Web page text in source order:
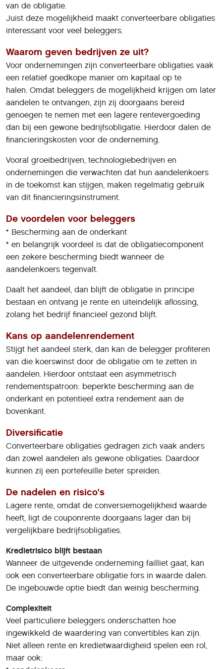
van de obligatie.
Juist deze mogelijkheid maakt converteerbare obligaties
interessant voor veel beleggers.
Waarom geven bedrijven ze uit?
Voor ondernemingen zijn converteerbare obligaties vaak
een relatief goedkope manier om kapitaal op te
halen. Omdat beleggers de mogelijkheid krijgen om later
aandelen te ontvangen, zijn zij doorgaans bereid
genoegen te nemen met een lagere rentevergoeding
dan bij een gewone bedrijfsobligatie. Hierdoor dalen de
financieringskosten voor de onderneming.
Vooral groeibedrijven, technologiebedrijven en
ondernemingen die verwachten dat hun aandelenkoers
in de toekomst kan stijgen, maken regelmatig gebruik
van dit financieringsinstrument.
De voordelen voor beleggers
* Bescherming aan de onderkant
* en belangrijk voordeel is dat de obligatiecomponent
een zekere bescherming biedt wanneer de
aandelenkoers tegenvalt.
Daalt het aandeel, dan blijft de obligatie in principe
bestaan en ontvang je rente en uiteindelijk aflossing,
zolang het bedrijf financieel gezond blijft.
Kans op aandelenrendement
Stijgt het aandeel sterk, dan kan de belegger profiteren
van die koerswinst door de obligatie om te zetten in
aandelen. Hierdoor ontstaat een asymmetrisch
rendementspatroon: beperkte bescherming aan de
onderkant en potentieel extra rendement aan de
bovenkant.
Diversificatie
Converteerbare obligaties gedragen zich vaak anders
dan zowel aandelen als gewone obligaties. Daardoor
kunnen zij een portefeuille beter spreiden.
De nadelen en risico's
Lagere rente, omdat de conversiemogelijkheid waarde
heeft, ligt de couponrente doorgaans lager dan bij
vergelijkbare bedrijfsobligaties.
Kredietrisico blijft bestaan
Wanneer de uitgevende onderneming failliet gaat, kan
ook een converteerbare obligatie fors in waarde dalen.
De ingebouwde optie biedt dan weinig bescherming.
Complexiteit
Veel particuliere beleggers onderschatten hoe
ingewikkeld de waardering van convertibles kan zijn.
Niet alleen rente en kredietwaardigheid spelen een rol,
maar ook: